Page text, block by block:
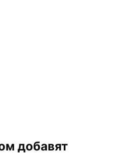
добавят